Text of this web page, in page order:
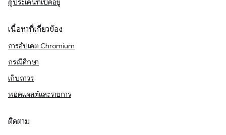
ดูประเด็นที่เปิดอยู่
เนื้อหาที่เกี่ยวข้อง
การอัปเดต Chromium
กรณีศึกษา
เก็บถาวร
พอดแคสต์และรายการ
ติดตาม